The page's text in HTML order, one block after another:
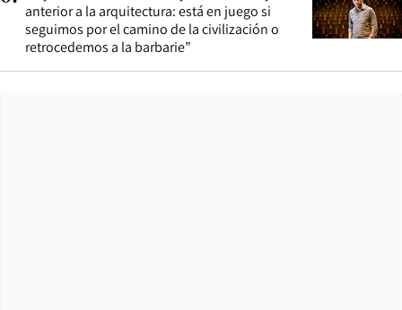
anterior a la arquitectura: está en juego si
seguimos por el camino de la civilización o
retrocedemos a la barbarie”